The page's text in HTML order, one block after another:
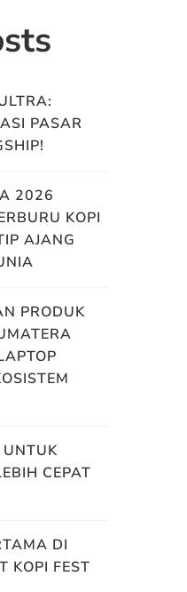
PASAR
2026
KOPI
AJANG
PRODUK
CEPAT
DI
KOPI FEST